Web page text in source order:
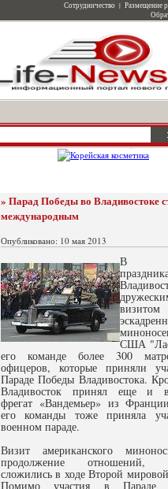
Сотрудничество | Размещение
» Парад Победы во Владивостоке
международным
Опубликовано: 10 мая 2013
В
визитом
США
его команде более 300
офицеров, которые приняли
Параде Победы Владивостока.
Владивосток принял еще и
фрегат «Вандемьер» из
его команды тоже приняла
военном параде.
Визит американского
продолжение отношений,
сложились в ходе Второй
Помимо участия в Параде